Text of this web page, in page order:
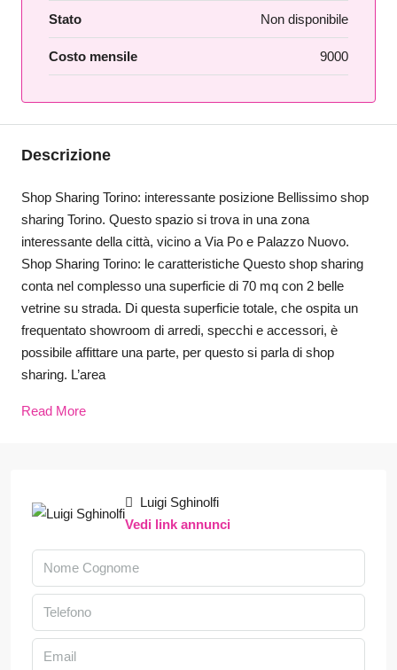
Stato Non disponibile
Costo mensile 9000
Descrizione
Shop Sharing Torino: interessante posizione Bellissimo shop
sharing Torino. Questo spazio si trova in una zona
interessante della città, vicino a Via Po e Palazzo Nuovo.
Shop Sharing Torino: le caratteristiche Questo shop sharing
conta nel complesso una superficie di 70 mq con 2 belle
vetrine su strada. Di questa superficie totale, che ospita un
frequentato showroom di arredi, specchi e accessori, è
possibile affittare una parte, per questo si parla di shop
sharing. L’area
Read More
Luigi Sghinolfi
Vedi link annunci